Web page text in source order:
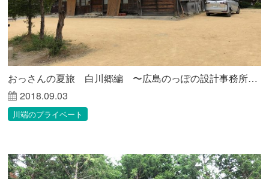
おっさんの夏旅 白川郷編 〜広島のっぽの設計事務所が見る未来〜
2018.09.03
川端のプライベート